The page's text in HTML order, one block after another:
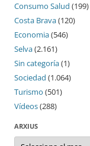
Consumo Salud (199)
Costa Brava(120)
Economia(546)
Selva(2.161)
Sin categoría(1)
Sociedad (1.064)
Turismo (501)
Vídeos(288)
ARXIUS
Arxius